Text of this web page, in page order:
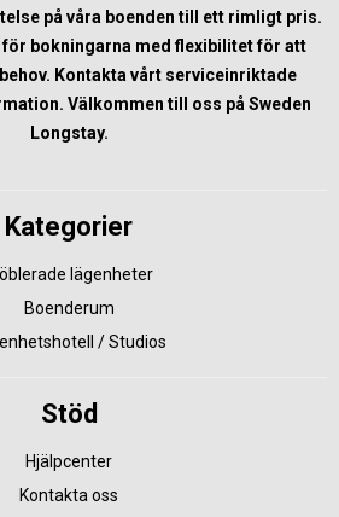
på våra boenden till ett rimligt pris.
bokningarna med flexibilitet för att
Kontakta vårt serviceinriktade
Välkommen till oss på Sweden
Longstay.
Kategorier
lägenheter
Boenderum
/ Studios
Stöd
Hjälpcenter
Kontakta oss